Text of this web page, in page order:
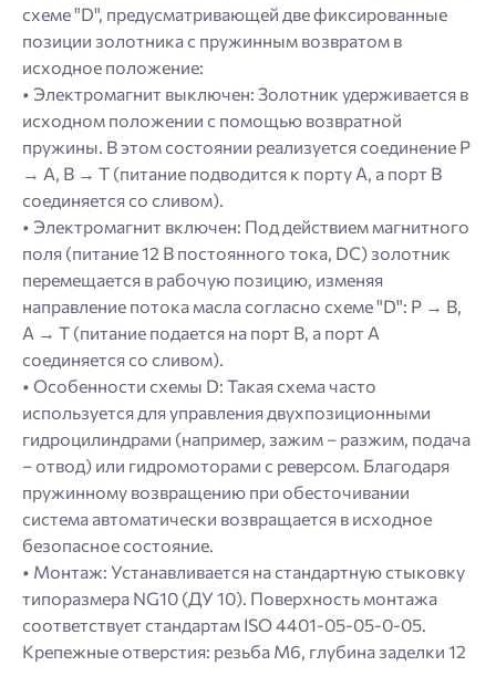
схеме "D", предусматривающей две фиксированные
позиции золотника с пружинным возвратом в
исходное положение:
• Электромагнит выключен: Золотник удерживается в
исходном положении с помощью возвратной
пружины. В этом состоянии реализуется соединение P
→ A, B → T (питание подводится к порту А, а порт В
соединяется со сливом).
• Электромагнит включен: Под действием магнитного
поля (питание 12 В постоянного тока, DC) золотник
перемещается в рабочую позицию, изменяя
направление потока масла согласно схеме "D": P → B,
A → T (питание подается на порт В, а порт А
соединяется со сливом).
• Особенности схемы D: Такая схема часто
используется для управления двухпозиционными
гидроцилиндрами (например, зажим – разжим, подача
– отвод) или гидромоторами с реверсом. Благодаря
пружинному возвращению при обесточивании
система автоматически возвращается в исходное
безопасное состояние.
• Монтаж: Устанавливается на стандартную стыковку
типоразмера NG10 (ДУ 10). Поверхность монтажа
соответствует стандартам ISO 4401-05-05-0-05.
Крепежные отверстия: резьба M6, глубина заделки 12